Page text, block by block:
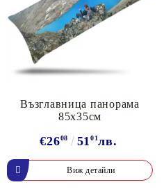
Възглавница панорама
85х35см
€2608 5101лв.
Виж детайли